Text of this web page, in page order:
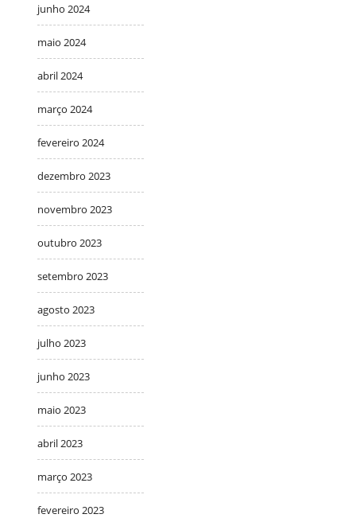
junho 2024
maio 2024
abril 2024
março 2024
fevereiro 2024
dezembro 2023
novembro 2023
outubro 2023
setembro 2023
agosto 2023
julho 2023
junho 2023
maio 2023
abril 2023
março 2023
fevereiro 2023